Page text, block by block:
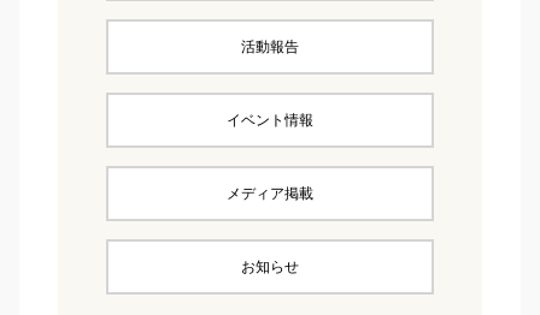
活動報告
イベント情報
メディア掲載
お知らせ